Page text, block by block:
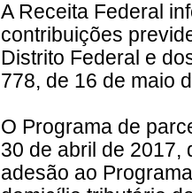
A Receita Federal
contribuições
Distrito Federal e
778, de 16 de maio
O Programa de
30 de abril de 2017,
adesão ao